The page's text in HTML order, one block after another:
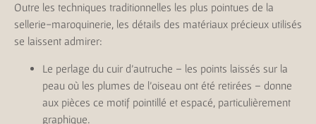
Outre les techniques traditionnelles les plus pointues de la
sellerie-maroquinerie, les détails des matériaux précieux utilisés
se laissent admirer:
Le perlage du cuir d’autruche – les points laissés sur la
peau où les plumes de l’oiseau ont été retirées – donne
aux pièces ce motif pointillé et espacé, particulièrement
graphique.